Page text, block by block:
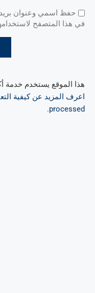
حفظ اسمي وعنوان
في هذا المتصفح
هذا الموقع يستخدم خدمة
اعرف المزيد عن كيفية
processed
.